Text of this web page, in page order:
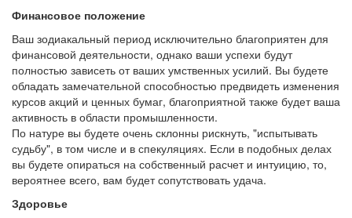
Финансовое положение
Ваш зодиакальный период исключительно благоприятен для
финансовой деятельности, однако ваши успехи будут
полностью зависеть от ваших умственных усилий. Вы будете
обладать замечательной способностью предвидеть изменения
курсов акций и ценных бумаг, благоприятной также будет ваша
активность в области промышленности.
По натуре вы будете очень склонны рискнуть, "испытывать
судьбу", в том числе и в спекуляциях. Если в подобных делах
вы будете опираться на собственный расчет и интуицию, то,
вероятнее всего, вам будет сопутствовать удача.
Здоровье